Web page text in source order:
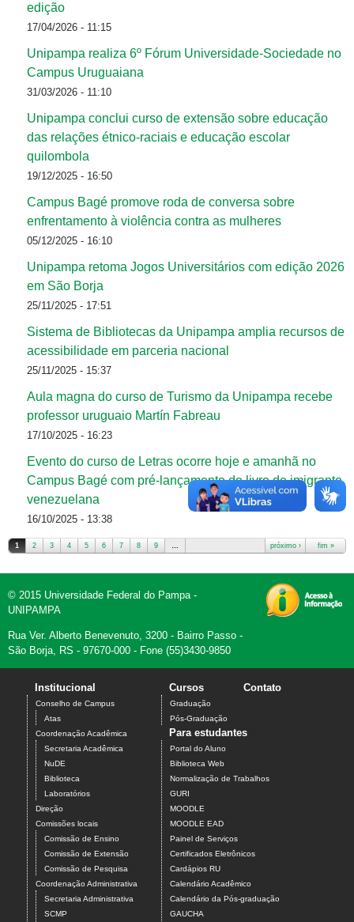
edição
17/04/2026 - 11:15
Unipampa realiza 6º Fórum Universidade-Sociedade no
Campus Uruguaiana
31/03/2026 - 11:10
Unipampa conclui curso de extensão sobre educação
das relações étnico-raciais e educação escolar
quilombola
19/12/2025 - 16:50
Campus Bagé promove roda de conversa sobre
enfrentamento à violência contra as mulheres
05/12/2025 - 16:10
Unipampa retoma Jogos Universitários com edição 2026
em São Borja
25/11/2025 - 17:51
Sistema de Bibliotecas da Unipampa amplia recursos de
acessibilidade em parceria nacional
25/11/2025 - 15:37
Aula magna do curso de Turismo da Unipampa recebe
professor uruguaio Martín Fabreau
17/10/2025 - 16:23
Evento do curso de Letras ocorre hoje e amanhã no
Campus Bagé com pré-lançamento de livro de imigrante
venezuelana
16/10/2025 - 13:38
1 2 3 4 5 6 7 8 9 … próximo › fim »
© 2015 Universidade Federal do Pampa -
UNIPAMPA
Rua Ver. Alberto Benevenuto, 3200 - Bairro Passo -
São Borja, RS - 97670-000 - Fone (55)3430-9850
Institucional
Conselho de Campus
Atas
Coordenação Acadêmica
Secretaria Acadêmica
NuDE
Biblioteca
Laboratórios
Direção
Comissões locais
Comissão de Ensino
Comissão de Extensão
Comissão de Pesquisa
Coordenação Administrativa
Secretaria Administrativa
SCMP
Cursos
Graduação
Pós-Graduação
Contato
Para estudantes
Portal do Aluno
Biblioteca Web
Normalização de Trabalhos
GURI
MOODLE
MOODLE EAD
Painel de Serviços
Certificados Eletrônicos
Cardápios RU
Calendário Acadêmico
Calendário da Pós-graduação
GAUCHA